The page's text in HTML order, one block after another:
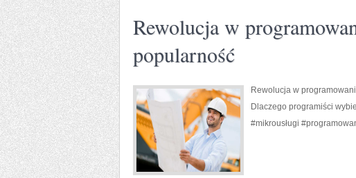
Rewolucja w
popularność
Rewolucja w
Dlaczego programiści
#mikrousługi